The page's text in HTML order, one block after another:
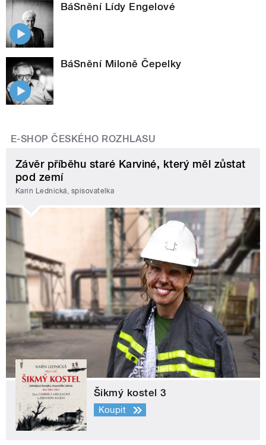
BáSnění Lídy Engelové
BáSnění Miloně Čepelky
E-SHOP ČESKÉHO ROZHLASU
Závěr příběhu staré Karviné, který měl zůstat
pod zemí
Karin Lednická, spisovatelka
Šikmý kostel 3
Koupit